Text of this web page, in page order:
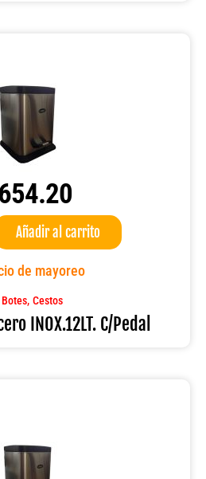
Añadir al carrito
de mayoreo
Botes, Cestos
INOX.12LT. C/Pedal